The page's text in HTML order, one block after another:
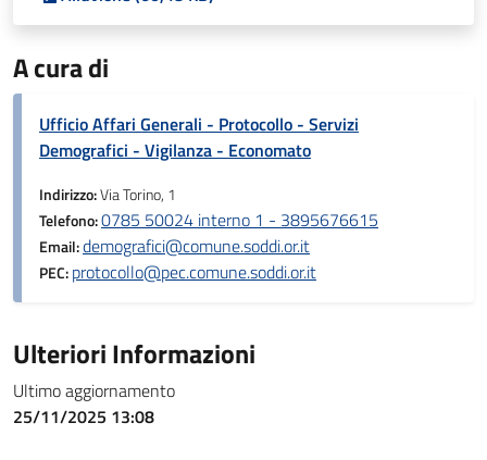
A cura di
Ufficio Affari Generali - Protocollo - Servizi
Demografici - Vigilanza - Economato
Indirizzo:Via Torino, 1
Telefono:0785 50024 interno 1 - 3895676615
Email:demografici@comune.soddi.or.it
PEC:protocollo@pec.comune.soddi.or.it
Ulteriori Informazioni
Ultimo aggiornamento
25/11/2025 13:08